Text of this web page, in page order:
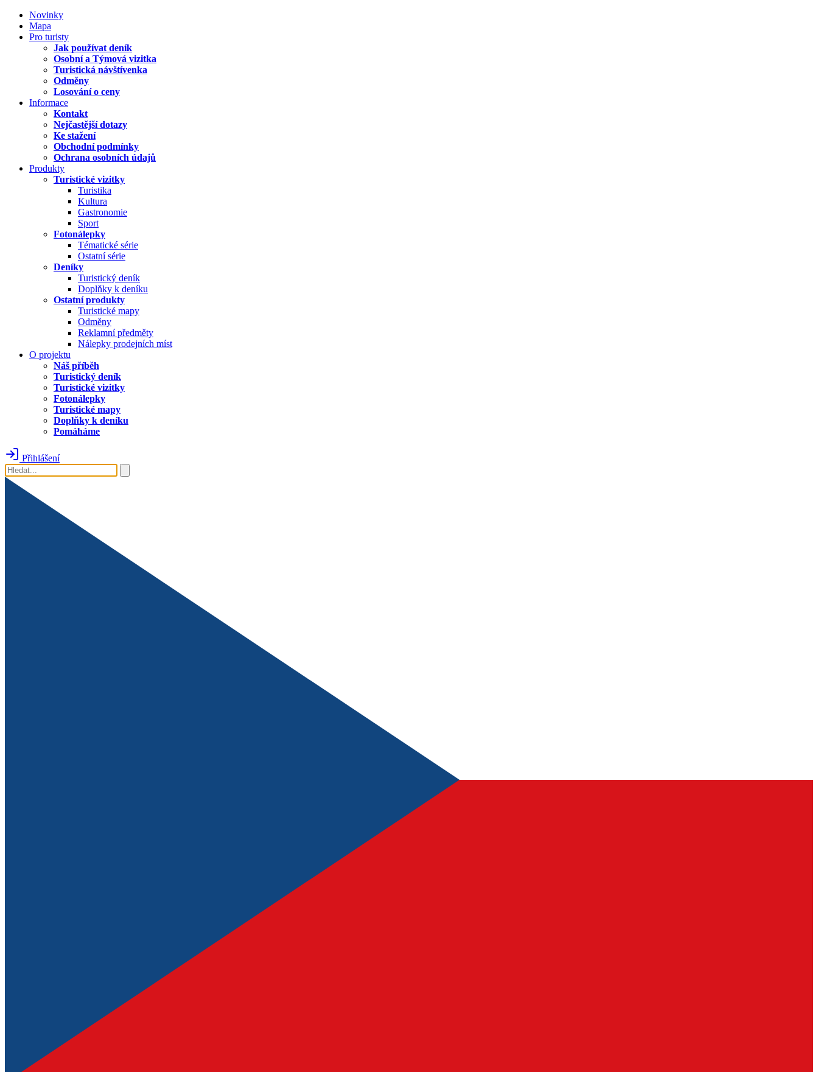
Novinky
Mapa
Pro turisty
Jak používat deník
Osobní a Týmová vizitka
Turistická návštívenka
Odměny
Losování o ceny
Informace
Kontakt
Nejčastější dotazy
Ke stažení
Obchodní podmínky
Ochrana osobních údajů
Produkty
Turistické vizitky
Turistika
Kultura
Gastronomie
Sport
Fotonálepky
Tématické série
Ostatní série
Deníky
Turistický deník
Doplňky k deníku
Ostatní produkty
Turistické mapy
Odměny
Reklamní předměty
Nálepky prodejních míst
O projektu
Náš příběh
Turistický deník
Turistické vizitky
Fotonálepky
Turistické mapy
Doplňky k deníku
Pomáháme
Přihlášení